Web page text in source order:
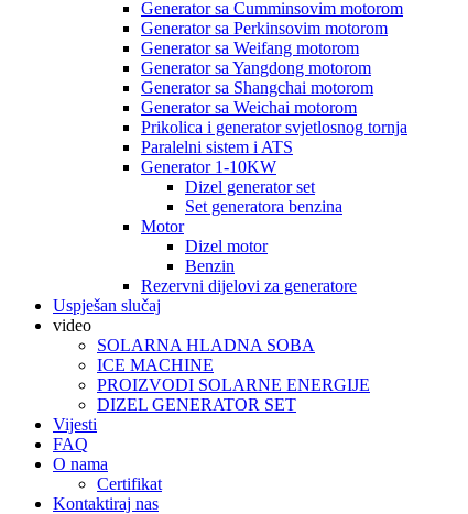
Generator sa Cumminsovim motorom
Generator sa Perkinsovim motorom
Generator sa Weifang motorom
Generator sa Yangdong motorom
Generator sa Shangchai motorom
Generator sa Weichai motorom
Prikolica i generator svjetlosnog tornja
Paralelni sistem i ATS
Generator 1-10KW
Dizel generator set
Set generatora benzina
Motor
Dizel motor
Benzin
Rezervni dijelovi za generatore
Uspješan slučaj
video
SOLARNA HLADNA SOBA
ICE MACHINE
PROIZVODI SOLARNE ENERGIJE
DIZEL GENERATOR SET
Vijesti
FAQ
O nama
Certifikat
Kontaktiraj nas